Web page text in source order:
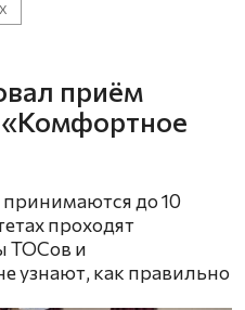
приём
«Комфортное
до 10
проходят
ТОСов и
узнают, как правильно